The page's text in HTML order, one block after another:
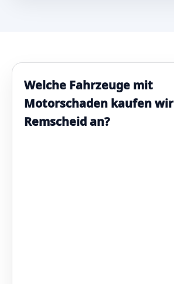
Welche Fahrzeuge mit
Motorschaden kaufen
Remscheid an?